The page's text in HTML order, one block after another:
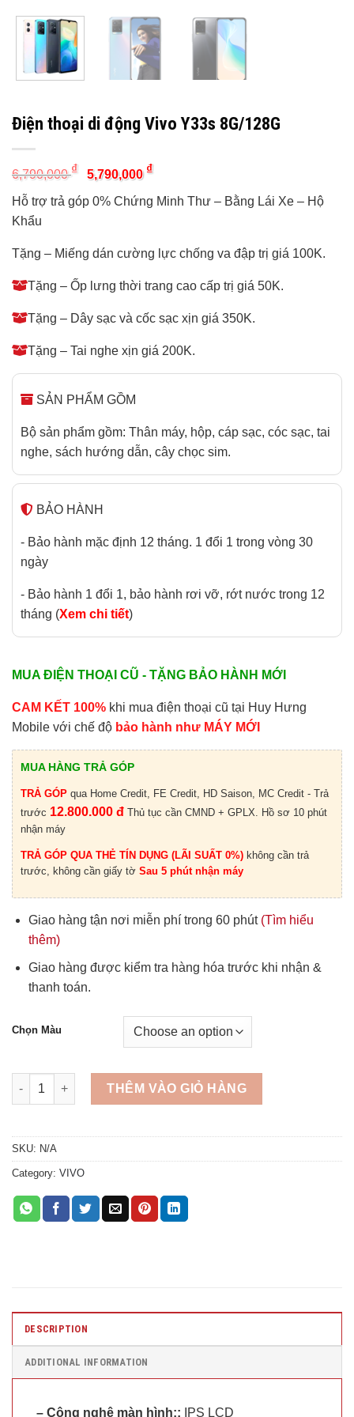
Điện thoại di động Vivo Y33s 8G/128G
6,790,000₫
Original
price
was:
6,790,000 ₫.
5,790,000 ₫Current
is:
5,790,000 ₫.
Hỗ trợ trả góp 0% Chứng Minh Thư – Bằng Lái Xe – Hộ
Khẩu
Tặng – Miếng dán cường lực chống va đập trị giá 100K.
Tặng – Ốp lưng thời trang cao cấp trị giá 50K.
Tặng – Dây sạc và cốc sạc xịn giá 350K.
Tặng – Tai nghe xịn giá 200K.
SẢN PHẨM GỒM
Bộ sản phẩm gồm: Thân máy, hộp, cáp sạc, cóc sạc, tai
nghe, sách hướng dẫn, cây chọc sim.
BẢO HÀNH
- Bảo hành mặc định 12 tháng. 1 đổi 1 trong vòng 30
ngày
- Bảo hành 1 đổi 1, bảo hành rơi vỡ, rớt nước trong 12
tháng (Xem chi tiết)
MUA ĐIỆN THOẠI CŨ - TẶNG BẢO HÀNH MỚI
CAM KẾT 100% khi mua điện thoại cũ tại Huy Hưng
Mobile với chế độ bảo hành như MÁY MỚI
MUA HÀNG TRẢ GÓP
TRẢ GÓP qua Home Credit, FE Credit, HD Saison, MC Credit - Trả
trước 12.800.000 đ Thủ tục cần CMND + GPLX. Hồ sơ 10 phút
nhận máy
TRẢ GÓP QUA THẺ TÍN DỤNG (LÃI SUẤT 0%) không cần trả
trước, không cần giấy tờ Sau 5 phút nhận máy
Giao hàng tận nơi miễn phí trong 60 phút (Tìm hiểu
thêm)
Giao hàng được kiểm tra hàng hóa trước khi nhận &
thanh toán.
Chọn Màu
Quantity
THÊM VÀO GIỎ HÀNG
SKU: N/A
Category: VIVO
DESCRIPTION
ADDITIONAL INFORMATION
– Công nghệ màn hình:: IPS LCD